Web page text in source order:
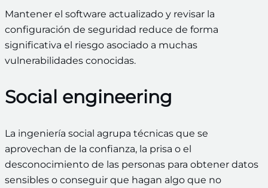
Mantener el software actualizado y revisar la
configuración de seguridad reduce de forma
significativa el riesgo asociado a muchas
vulnerabilidades conocidas.
Social engineering
La ingeniería social agrupa técnicas que se
aprovechan de la confianza, la prisa o el
desconocimiento de las personas para obtener datos
sensibles o conseguir que hagan algo que no